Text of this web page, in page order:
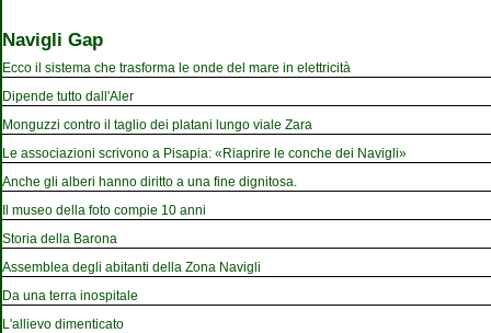
Navigli Gap
Ecco il sistema che trasforma le onde del mare in elettricità
Dipende tutto dall'Aler
Monguzzi contro il taglio dei platani lungo viale Zara
Le associazioni scrivono a Pisapia: «Riaprire le conche dei Navigli»
Anche gli alberi hanno diritto a una fine dignitosa.
Il museo della foto compie 10 anni
Storia della Barona
Assemblea degli abitanti della Zona Navigli
Da una terra inospitale
L'allievo dimenticato